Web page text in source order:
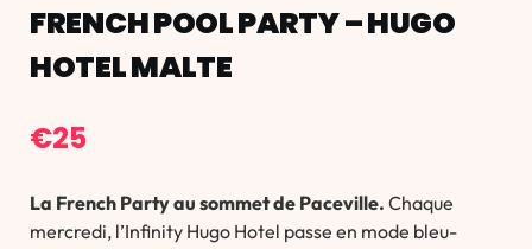
FRENCH POOL PARTY – HUGO
HOTEL MALTE
€25
La French Party au sommet de Paceville. Chaque
mercredi, l’Infinity Hugo Hotel passe en mode bleu-